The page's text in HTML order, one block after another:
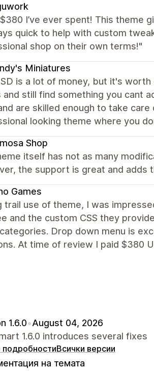
I’ve ever spent! This theme
quick to help with custom
shop on their own terms!"
Miniatures
is a lot of money, but it's
and still find something you cant
are skilled enough to take
looking theme where you
Shop
itself has not as many
the support is great and adds
Games
trail use of theme, I was
and the custom CSS they
Drop down menu is
At time of review I paid $380
1.6.0•August 04, 2026
1.6.0 introduces several fixes
Всички версии
на темата